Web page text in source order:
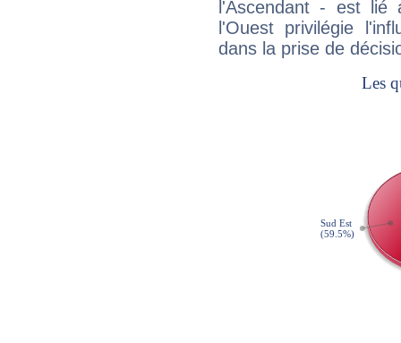
l'Ascendant - est
l'Ouest privilégie
dans la prise de